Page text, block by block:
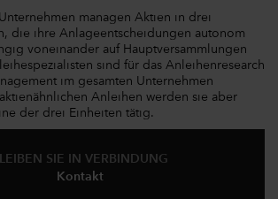
managen Aktien in drei
die ihre Anlageentscheidungen autonom
voneinander auf Hauptversammlungen
sind für das Anleihenresearch
im gesamten Unternehmen
Anleihen werden sie aber
der drei Einheiten tätig.
SIE IN VERBINDUNG
Kontakt